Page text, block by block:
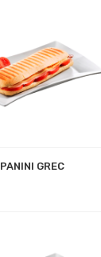
PANINI GREC